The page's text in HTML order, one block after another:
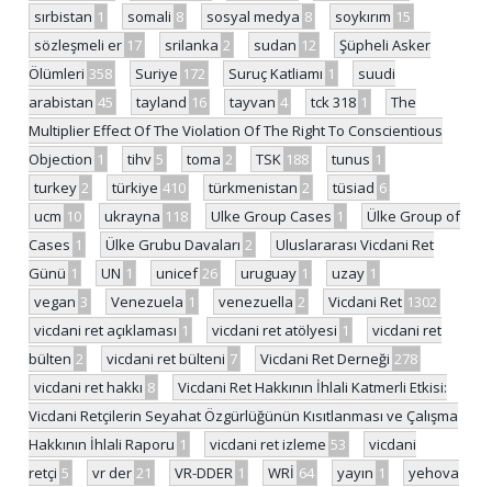
sırbistan 1 somali 8 sosyal medya 8 soykırım 15
sözleşmeli er 17 srilanka 2 sudan 12
Şüpheli Asker
Ölümleri 358 Suriye 172 Suruç Katliamı 1
suudi
arabistan 45 tayland 16 tayvan 4 tck 318 1
The
Multiplier Effect Of The Violation Of The Right To Conscientious
Objection 1 tihv 5 toma 2 TSK 188 tunus 1
turkey 2 türkiye 410 türkmenistan 2 tüsiad 6
ucm 10 ukrayna 118 Ulke Group Cases 1
Ülke Group of
Cases 1 Ülke Grubu Davaları 2
Uluslararası Vicdani Ret
Günü 1 UN 1 unicef 26 uruguay 1 uzay 1
vegan 3 Venezuela 1 venezuella 2 Vicdani Ret 1302
vicdani ret açıklaması 1 vicdani ret atölyesi 1
vicdani ret
bülten 2 vicdani ret bülteni 7 Vicdani Ret Derneği 278
vicdani ret hakkı 8
Vicdani Ret Hakkının İhlali Katmerli Etkisi:
Vicdani Retçilerin Seyahat Özgürlüğünün Kısıtlanması ve Çalışma
Hakkının İhlali Raporu 1 vicdani ret izleme 53
vicdani
retçi 5 vr der 21 VR-DDER 1 WRİ 64 yayın 1
yehova